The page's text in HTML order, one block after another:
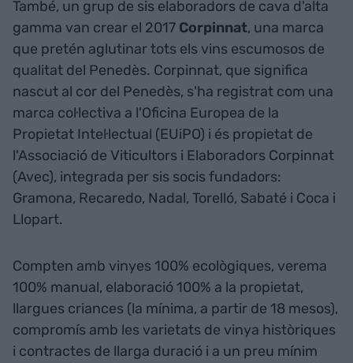
També, un grup de sis elaboradors de cava d'alta
gamma van crear el 2017 Corpinnat, una marca
que pretén aglutinar tots els vins escumosos de
qualitat del Penedès. Corpinnat, que significa
nascut al cor del Penedès, s'ha registrat com una
marca col·lectiva a l'Oficina Europea de la
Propietat Intel·lectual (EUiPO) i és propietat de
l'Associació de Viticultors i Elaboradors Corpinnat
(Avec), integrada per sis socis fundadors:
Gramona, Recaredo, Nadal, Torelló, Sabaté i Coca i
Llopart.
Compten amb vinyes 100% ecològiques, verema
100% manual, elaboració 100% a la propietat,
llargues criances (la mínima, a partir de 18 mesos),
compromís amb les varietats de vinya històriques
i contractes de llarga duració i a un preu mínim